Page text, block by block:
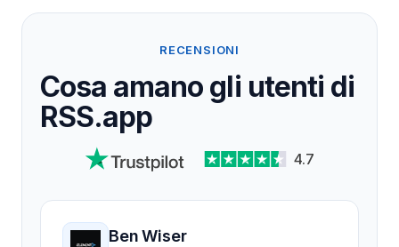
RECENSIONI
Cosa amano gli utenti di
RSS.app
4.7
Ben Wiser